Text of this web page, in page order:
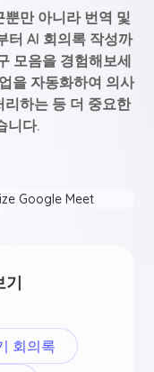
만 아니라 번역 및
터 AI 회의록 작성까
모음을 경험해보세
을 자동화하여 의사
하는 등 더 중요한
니다.
기
회의록